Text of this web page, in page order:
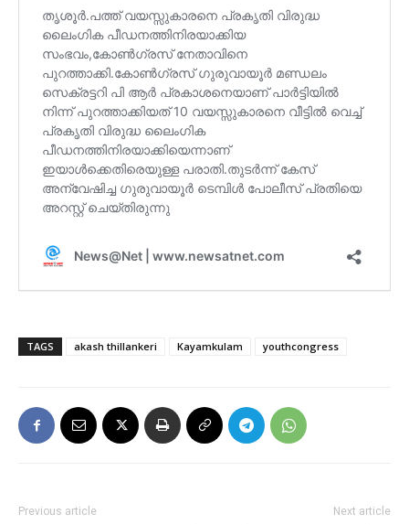
TAGS akash thillankeri Kayamkulam youthcongress
Previous article Next article